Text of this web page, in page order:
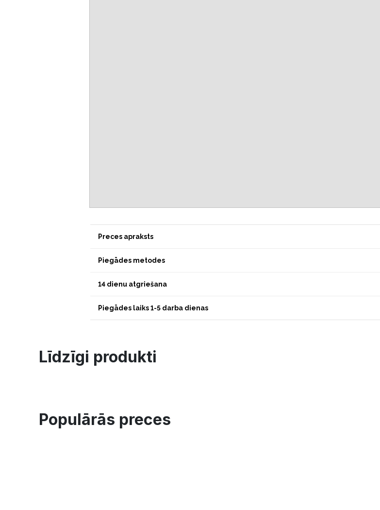
Preces apraksts
Piegādes metodes
14 dienu atgriešana
Piegādes laiks 1-5 darba dienas
Līdzīgi produkti
Populārās preces